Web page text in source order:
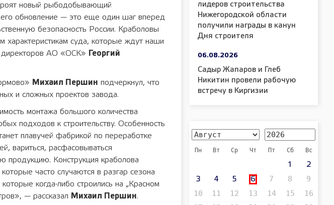
новый рыбодобывающий
обновление — это еще один шаг вперед
безопасность России. Краболовы
характеристикам суда, которые ждут наши
директоров АО «ОСК»
Георгий
Михаил Першин подчеркнул, что
и сложных проектов завода.
монтажа большого количества
подходов к строительству. Особенность
плавучей фабрикой по переработке
вариться, расфасовываться
продукцию. Конструкция краболова
часто случаются в разгар сезона
когда-либо строились на „Красном
— рассказал
Михаил Першин.
лидеров строительства
Нижегородской области
получили награды в канун
Дня строителя
06.08.2026
Садыр Жапаров и Глеб
Никитин провели рабочую
встречу в Киргизии
Пн Вт Ср Чт Пт Сб Вс
1 2
3 4 5 6 7 8
9
10
11 12 13 14 15
16